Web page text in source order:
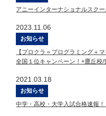
アニーインターナショナルスク
2023.11.06
お知らせ
【プロクラ＝プログラミング＋
全国１位キャンペーン！+鷹丘校
2021.03.18
お知らせ
中学・高校・大学入試合格速報！